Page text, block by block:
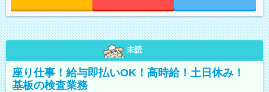
未読
座り仕事！給与即払いOK！高時給！土日休み！
基板の検査業務